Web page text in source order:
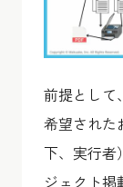
前提として
希望された
下、実行者
ジェクト掲